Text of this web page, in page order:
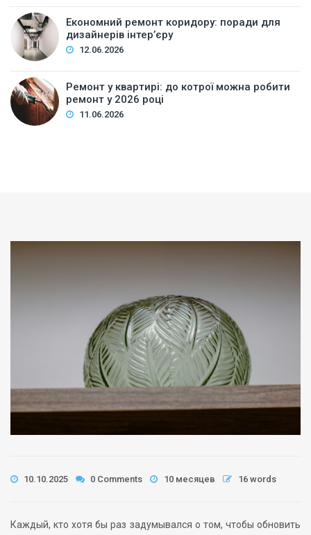
Економний ремонт коридору: поради для
дизайнерів інтер’єру
12.06.2026
Ремонт у квартирі: до котрої можна робити
ремонт у 2026 році
11.06.2026
10.10.2025 0 Comments 10 месяцев 16 words
Каждый, кто хотя бы раз задумывался о том, чтобы обновить